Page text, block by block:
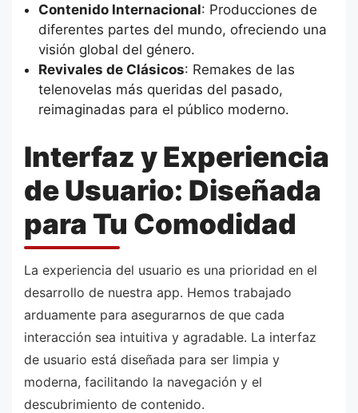
Contenido Internacional: Producciones de
diferentes partes del mundo, ofreciendo una
visión global del género.
Revivales de Clásicos: Remakes de las
telenovelas más queridas del pasado,
reimaginadas para el público moderno.
Interfaz y Experiencia
de Usuario: Diseñada
para Tu Comodidad
La experiencia del usuario es una prioridad en el
desarrollo de nuestra app. Hemos trabajado
arduamente para asegurarnos de que cada
interacción sea intuitiva y agradable. La interfaz
de usuario está diseñada para ser limpia y
moderna, facilitando la navegación y el
descubrimiento de contenido.